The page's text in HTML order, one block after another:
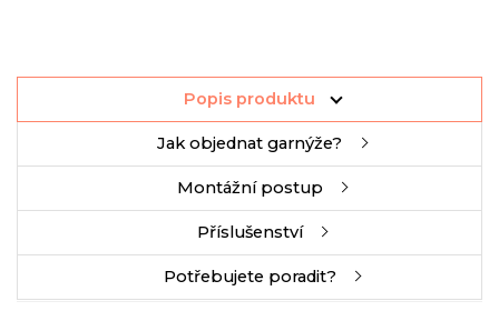
Popis produktu
Jak objednat garnýže?
Montážní postup
Příslušenství
Potřebujete poradit?